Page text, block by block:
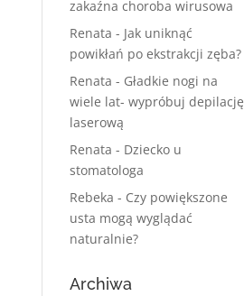
zakaźna choroba wirusowa
Renata - Jak uniknąć
powikłań po ekstrakcji zęba?
Renata - Gładkie nogi na
wiele lat- wypróbuj depilację
laserową
Renata - Dziecko u
stomatologa
Rebeka - Czy powiększone
usta mogą wyglądać
naturalnie?
Archiwa